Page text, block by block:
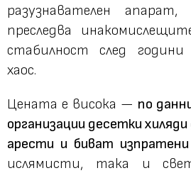
разузнавателен
преследва
стабилност след години
хаос.
Цената е висока — по
организации десетки
арести и биват
ислямисти, така и